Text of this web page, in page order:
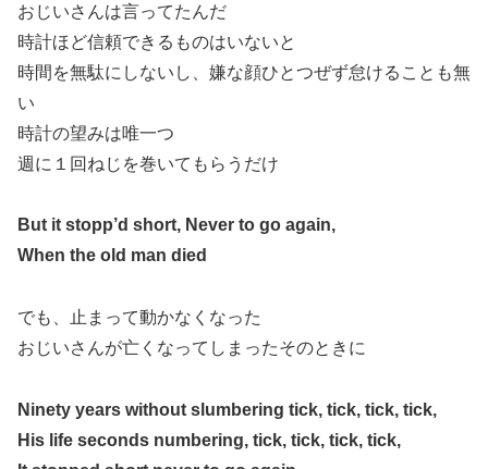
おじいさんは言ってたんだ
時計ほど信頼できるものはいないと
時間を無駄にしないし、嫌な顔ひとつぜず怠けることも無
い
時計の望みは唯一つ
週に１回ねじを巻いてもらうだけ
But it stopp’d short, Never to go again,
When the old man died
でも、止まって動かなくなった
おじいさんが亡くなってしまったそのときに
Ninety years without slumbering tick, tick, tick, tick,
His life seconds numbering, tick, tick, tick, tick,